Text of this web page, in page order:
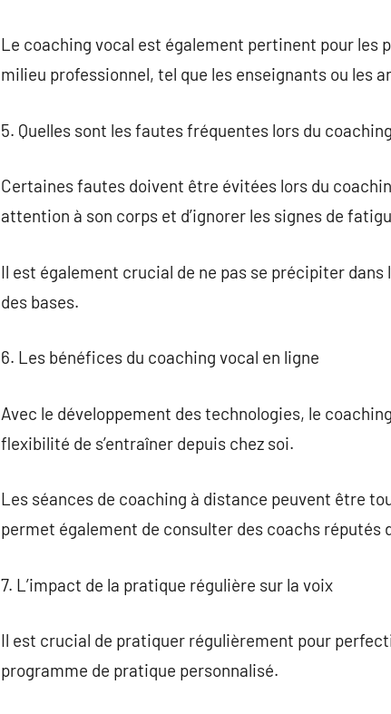
Le coaching vocal est également pertinent pour les
milieu professionnel, tel que les enseignants ou les
5. Quelles sont les fautes fréquentes lors du
Certaines fautes doivent être évitées lors du
attention à son corps et d’ignorer les signes de
Il est également crucial de ne pas se précipiter
des bases.
6. Les bénéfices du coaching vocal en ligne
Avec le développement des technologies, le
flexibilité de s’entraîner depuis chez soi.
Les séances de coaching à distance peuvent être
permet également de consulter des coachs réputés
7. L’impact de la pratique régulière sur la voix
Il est crucial de pratiquer régulièrement pour
programme de pratique personnalisé.